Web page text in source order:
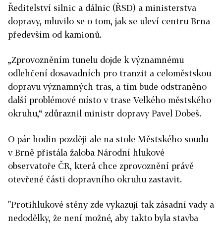
Ředitelství silnic a dálnic (ŘSD) a ministerstva
dopravy, mluvilo se o tom, jak se uleví centru Brna
především od kamionů.
„Zprovozněním tunelu dojde k významnému
odlehčení dosavadních pro tranzit a celoměstskou
dopravu významných tras, a tím bude odstraněno
další problémové místo v trase Velkého městského
okruhu,“ zdůraznil ministr dopravy Pavel Dobeš.
O pár hodin později ale na stole Městského soudu
v Brně přistála žaloba Národní hlukové
observatoře ČR, která chce zprovoznění právě
otevřené části dopravního okruhu zastavit.
"Protihlukové stěny zde vykazují tak zásadní vady a
nedodělky, že není možné, aby takto byla stavba